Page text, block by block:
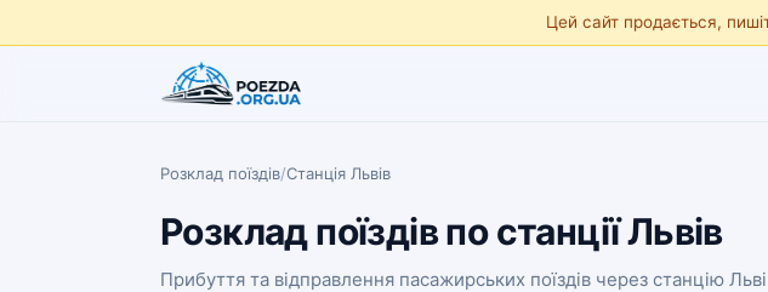
Цей сайт продається,
Розклад поїздів/Станція Львів
Розклад поїздів по станції Львів
Прибуття та відправлення пасажирських поїздів через станцію